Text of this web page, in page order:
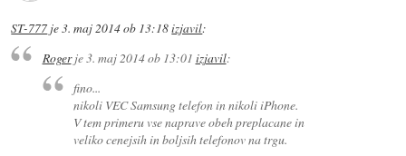
ST-777 je3. maj 2014 ob 13:18izjavil:
Rogerje3. maj 2014 ob 13:01 izjavil:
fino...
nikoli VEC Samsung telefon in nikoli iPhone.
V tem primeru vse naprave obeh preplacane in
veliko cenejsih in boljsih telefonov na trgu.